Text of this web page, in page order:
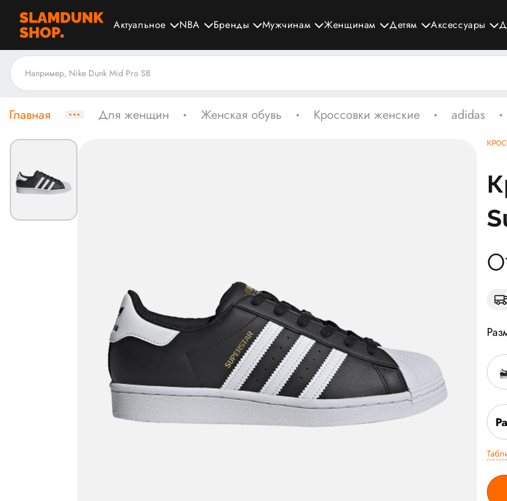
Актуальное NBA Бренды Мужчинам Женщинам Детям Аксессуары
Главная Для женщин Женская обувь Кроссовки женские adidas